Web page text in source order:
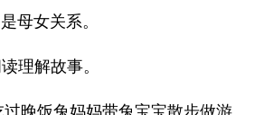
母女关系。
理解故事。
晚饭兔妈妈带兔宝宝散步做游